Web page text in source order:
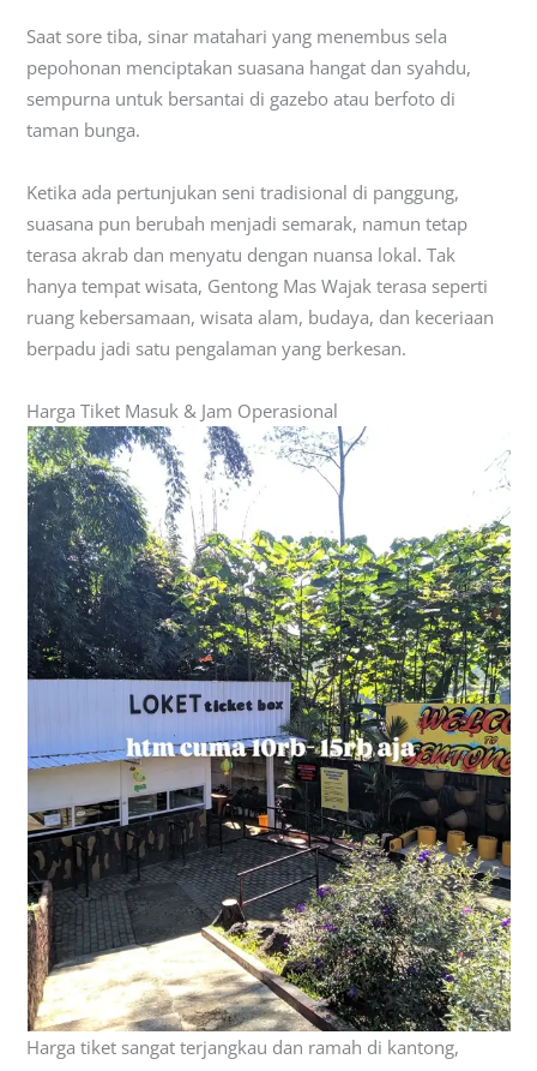
Saat sore tiba, sinar matahari yang menembus sela
pepohonan menciptakan suasana hangat dan syahdu,
sempurna untuk bersantai di gazebo atau berfoto di
taman bunga.
Ketika ada pertunjukan seni tradisional di panggung,
suasana pun berubah menjadi semarak, namun tetap
terasa akrab dan menyatu dengan nuansa lokal. Tak
hanya tempat wisata, Gentong Mas Wajak terasa seperti
ruang kebersamaan, wisata alam, budaya, dan keceriaan
berpadu jadi satu pengalaman yang berkesan.
Harga Tiket Masuk & Jam Operasional
Harga tiket sangat terjangkau dan ramah di kantong,